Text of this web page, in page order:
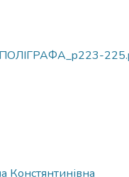
Констянтинівна